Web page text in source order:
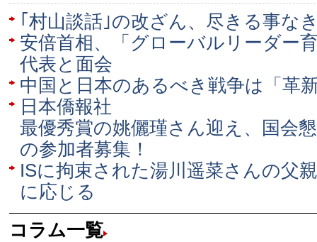
｢村山談話｣の改ざん、尽きる事な
安倍首相、「グローバルリーダー
代表と面会
中国と日本のあるべき戦争は「革
日本僑報社
最優秀賞の姚儷瑾さん迎え、国会
の参加者募集！
ISに拘束された湯川遥菜さんの父
に応じる
コラム一覧